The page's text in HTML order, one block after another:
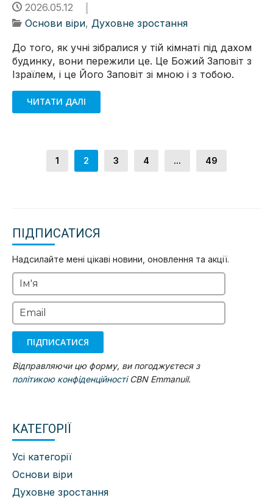
2026.05.12
Основи віри, Духовне зростання
До того, як учні зібралися у тій кімнаті під дахом
будинку, вони пережили це. Це Божий Заповіт з
Ізраїлем, і це Його Заповіт зі мною і з тобою.
ЧИТАТИ ДАЛІ
1 2 3 4 ... 49
ПІДПИСАТИСЯ
Надсилайте мені цікаві новини, оновлення та акції.
Ім'я
Email
ПІДПИСАТИСЯ
Відправляючи цю форму, ви погоджуєтеся з
політикою конфіденційностіCBN Emmanuil.
КАТЕГОРІЇ
Усі категорії
Основи віри
Духовне зростання